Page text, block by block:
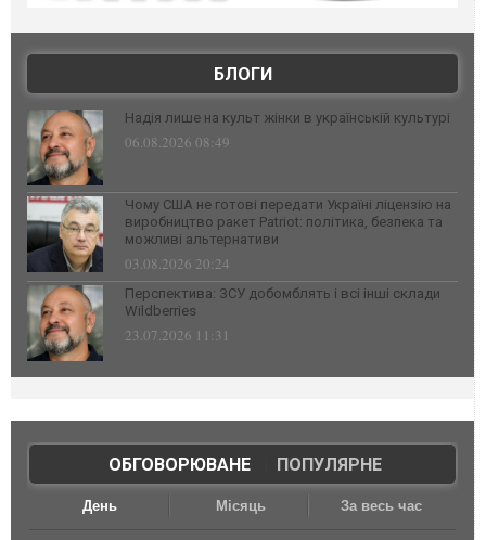
БЛОГИ
Надія лише на культ жінки в українській культурі
06.08.2026 08:49
Чому США не готові передати Україні ліцензію на
виробництво ракет Patriot: політика, безпека та
можливі альтернативи
03.08.2026 20:24
Перспектива: ЗСУ добомблять і всі інші склади
Wildberries
23.07.2026 11:31
ОБГОВОРЮВАНЕ| ПОПУЛЯРНЕ
День Місяць За весь час